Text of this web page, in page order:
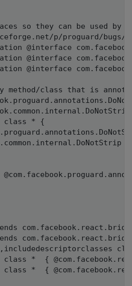
so they can be used by
p/proguard/bugs/
@interface
@interface
@interface
method/class that is
class * {
class *  {
class *  {